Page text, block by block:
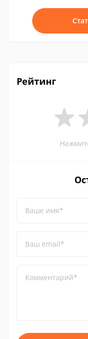
Рейтинг
Ваше имя*
Ваш email*
Комментарий*